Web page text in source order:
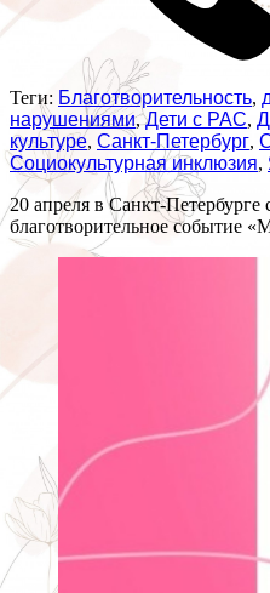
Теги: Благотворительность,
нарушениями,Дети с РАС,
культуре, Санкт-Петербург,
Социокультурная инклюзия,
20 апреля в Санкт-Петербурге
благотворительное событие